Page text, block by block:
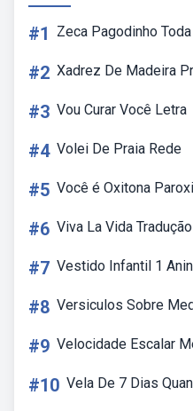
#1 Zeca Pagodinho
#2 Xadrez De Madeira
#3 Vou Curar Você Letra
#4 Volei De Praia Rede
#5 Você é Oxitona
#6 Viva La Vida
#7 Vestido Infantil 1
#8 Versiculos Sobre
#9 Velocidade Escalar
#10 Vela De 7 Dias